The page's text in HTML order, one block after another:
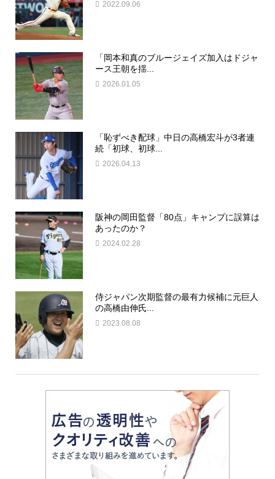
2022.09.06
「岡本和真のブルージェイズ加入はドジャ
ース王朝を揺...
2026.01.05
「恥ずべき配球」中日の高橋宏斗が3者連
続「初球、初球...
2026.04.13
阪神の岡田監督「80点」キャンプに誤算は
あったのか？
2024.02.28
侍ジャパン次期監督の最有力候補に元巨人
の高橋由伸氏...
2023.08.08